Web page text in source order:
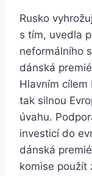
Rusko
s tím, uvedla
neformálního
dánská
Hlavním
tak silnou
úvahu.
investicí do
dánská
komise použít